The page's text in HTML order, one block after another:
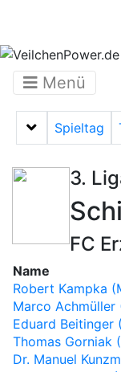
Menü
Menü auf-/
Spieltag
3.
FC
Name
Robert Kampka
Marco Achmüller
Eduard Beitinger
Thomas Gorniak
Dr. Manuel